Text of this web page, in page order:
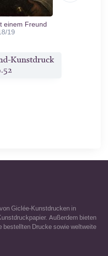
einem Freund
19
Kunstdruck
Giclée-Kunstdrucken in
Außerdem bieten
bestellten Drucke sowie weltweite